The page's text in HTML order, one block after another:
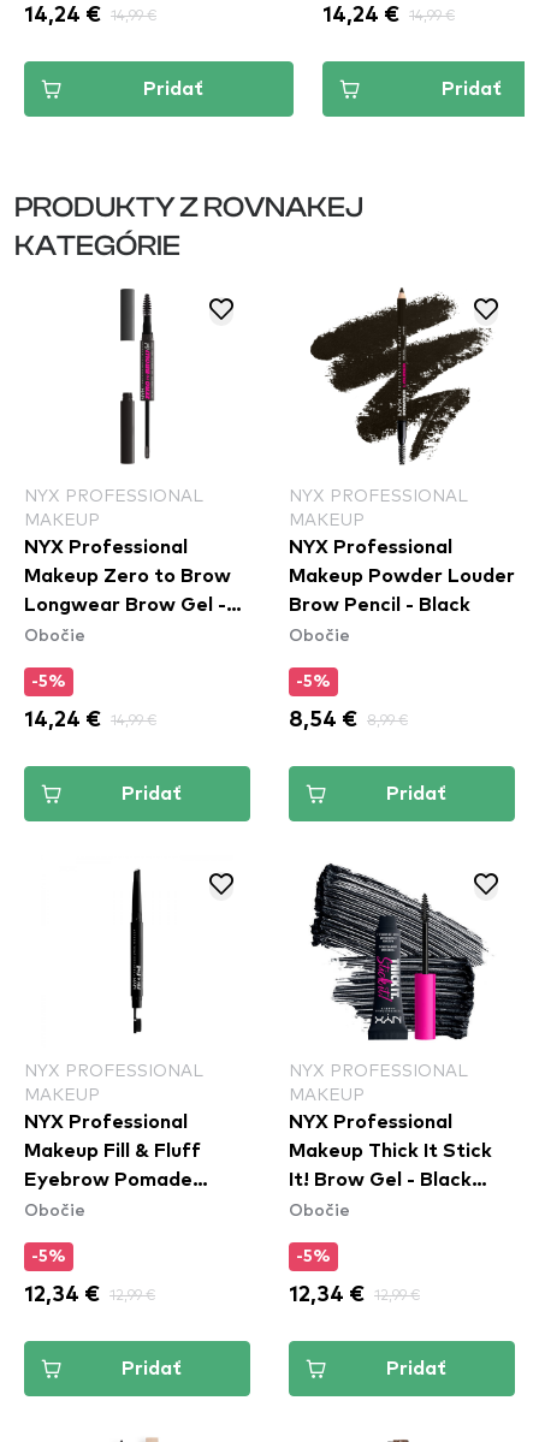
14,24 € 14,99 €
Pridať
14,24 € 14,99 €
Pridať
PRODUKTY Z ROVNAKEJ
KATEGÓRIE
NYX PROFESSIONAL
MAKEUP
NYX Professional
Makeup Zero to Brow
Longwear Brow Gel -
Black (ZTBG08)
Obočie
-5%
14,24 € 14,99 €
Pridať
NYX PROFESSIONAL
MAKEUP
NYX Professional
Makeup Powder Louder
Brow Pencil - Black
Obočie
-5%
8,54 € 8,99 €
Pridať
NYX PROFESSIONAL
MAKEUP
NYX Professional
Makeup Fill & Fluff
Eyebrow Pomade
Pencil - Clear
Obočie
-5%
12,34 € 12,99 €
Pridať
NYX PROFESSIONAL
MAKEUP
NYX Professional
Makeup Thick It Stick
It! Brow Gel - Black
(TISI08)
Obočie
-5%
12,34 € 12,99 €
Pridať